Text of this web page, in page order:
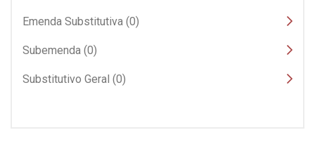
Emenda Substitutiva (0)
Subemenda (0)
Substitutivo Geral (0)